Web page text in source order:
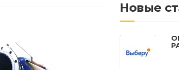
Новые